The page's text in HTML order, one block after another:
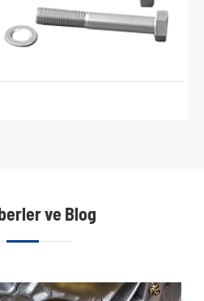
ve Blog